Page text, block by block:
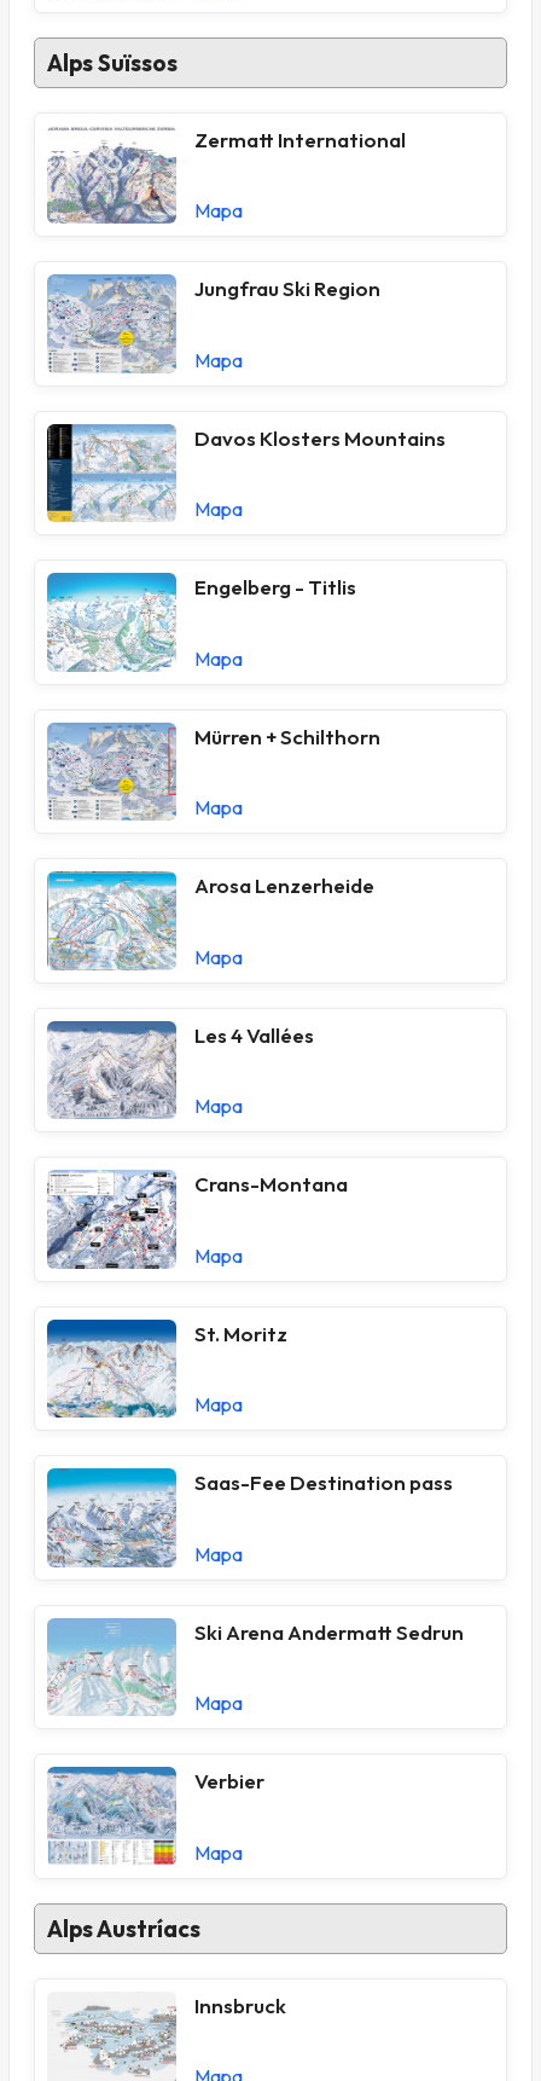
Alps Suïssos
Zermatt International
Mapa
Jungfrau Ski Region
Mapa
Davos Klosters Mountains
Mapa
Engelberg - Titlis
Mapa
Mürren + Schilthorn
Mapa
Arosa Lenzerheide
Mapa
Les 4 Vallées
Mapa
Crans-Montana
Mapa
St. Moritz
Mapa
Saas-Fee Destination pass
Mapa
Ski Arena Andermatt Sedrun
Mapa
Verbier
Mapa
Alps Austríacs
Innsbruck
Mapa